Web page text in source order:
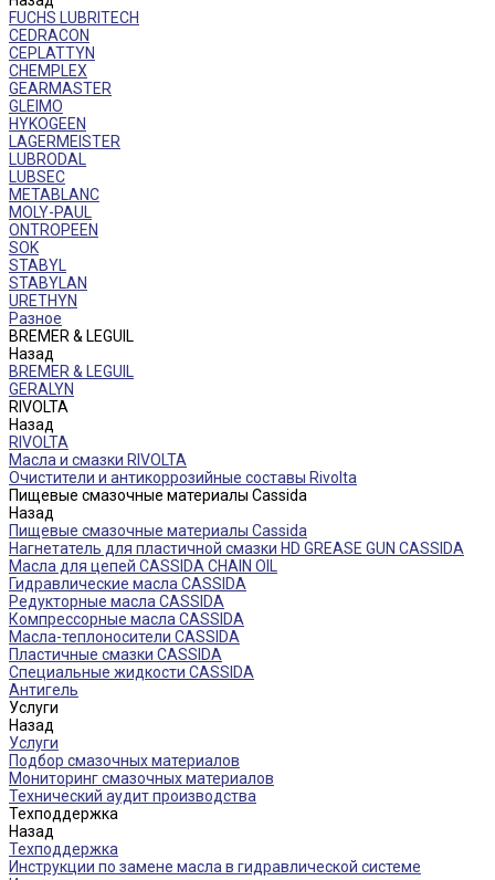
FUCHS LUBRITECH
CEDRACON
CEPLATTYN
CHEMPLEX
GEARMASTER
GLEIMO
HYKOGEEN
LAGERMEISTER
LUBRODAL
LUBSEC
METABLANC
MOLY-PAUL
ONTROPEEN
SOK
STABYL
STABYLAN
URETHYN
Разное
BREMER & LEGUIL
Назад
BREMER & LEGUIL
GERALYN
RIVOLTA
Назад
RIVOLTA
Масла и смазки RIVOLTA
Очистители и антикоррозийные составы Rivolta
Пищевые смазочные материалы Cassida
Назад
Пищевые смазочные материалы Cassida
Нагнетатель для пластичной смазки HD GREASE GUN CASSIDA
Масла для цепей CASSIDA CHAIN OIL
Гидравлические масла CASSIDA
Редукторные масла CASSIDA
Компрессорные масла CASSIDA
Масла-теплоносители CASSIDA
Пластичные смазки CASSIDA
Специальные жидкости CASSIDA
Антигель
Услуги
Назад
Услуги
Подбор смазочных материалов
Мониторинг смазочных материалов
Технический аудит производства
Техподдержка
Назад
Техподдержка
Инструкции по замене масла в гидравлической системе